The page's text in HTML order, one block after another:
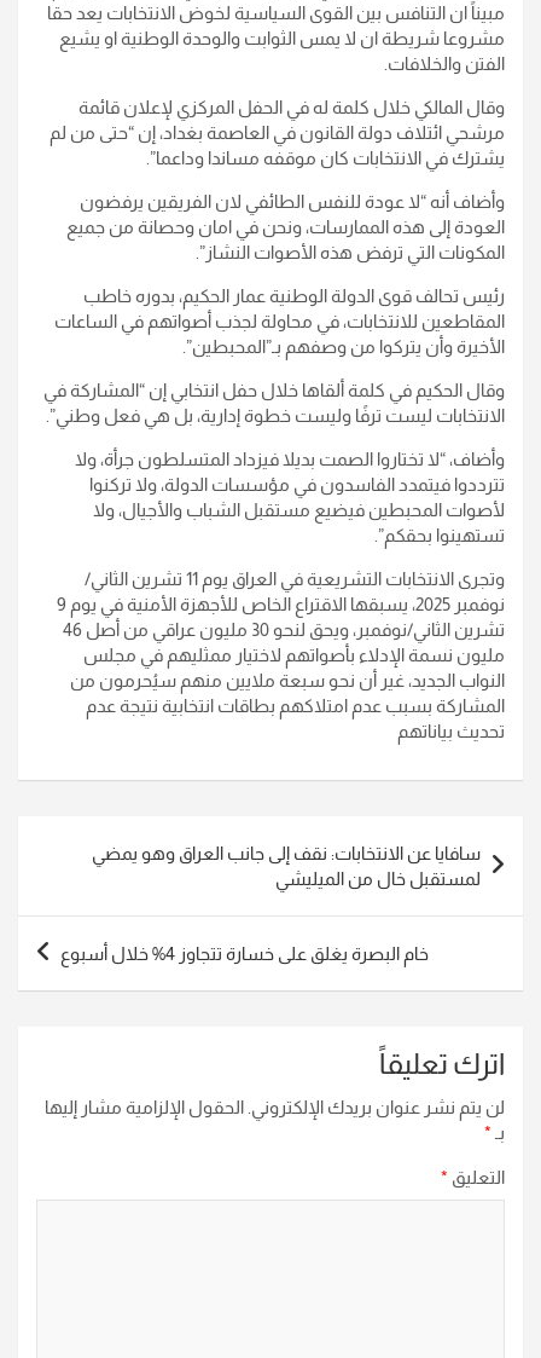
مبيناً ان التنافس بين القوى السياسية لخوض الانتخابات يعد حقا
مشروعا شريطة ان لا يمس الثوابت والوحدة الوطنية او يشيع
الفتن والخلافات.
وقال المالكي خلال كلمة له في الحفل المركزي لإعلان قائمة
مرشحي ائتلاف دولة القانون في العاصمة بغداد، إن “حتى من لم
يشترك في الانتخابات كان موقفه مساندا وداعما”.
وأضاف أنه “لا عودة للنفس الطائفي لان الفريقين يرفضون
العودة إلى هذه الممارسات، ونحن في امان وحصانة من جميع
المكونات التي ترفض هذه الأصوات النشاز”.
رئيس تحالف قوى الدولة الوطنية عمار الحكيم، بدوره خاطب
المقاطعين للانتخابات، في محاولة لجذب أصواتهم في الساعات
الأخيرة وأن يتركوا من وصفهم بـ”المحبطين”.
وقال الحكيم في كلمة ألقاها خلال حفل انتخابي إن “المشاركة في
الانتخابات ليست ترفًا وليست خطوة إدارية، بل هي فعل وطني”.
وأضاف، “لا تختاروا الصمت بديلا فيزداد المتسلطون جرأة، ولا
تترددوا فيتمدد الفاسدون في مؤسسات الدولة، ولا تركنوا
لأصوات المحبطين فيضيع مستقبل الشباب والأجيال، ولا
تستهينوا بحقكم”.
وتجرى الانتخابات التشريعية في العراق يوم 11 تشرين الثاني/
نوفمبر 2025، يسبقها الاقتراع الخاص للأجهزة الأمنية في يوم 9
تشرين الثاني/نوفمبر، ويحق لنحو 30 مليون عراقي من أصل 46
مليون نسمة الإدلاء بأصواتهم لاختيار ممثليهم في مجلس
النواب الجديد، غير أن نحو سبعة ملايين منهم سيُحرمون من
المشاركة بسبب عدم امتلاكهم بطاقات انتخابية نتيجة عدم
تحديث بياناتهم
المقالات
سافايا عن الانتخابات: نقف إلى جانب العراق وهو يمضي
لمستقبل خال من الميليشي
خام البصرة يغلق على خسارة تتجاوز 4% خلال أسبوع
اترك تعليقاً
لن يتم نشر عنوان بريدك الإلكتروني. الحقول الإلزامية مشار إليها
بـ *
التعليق *